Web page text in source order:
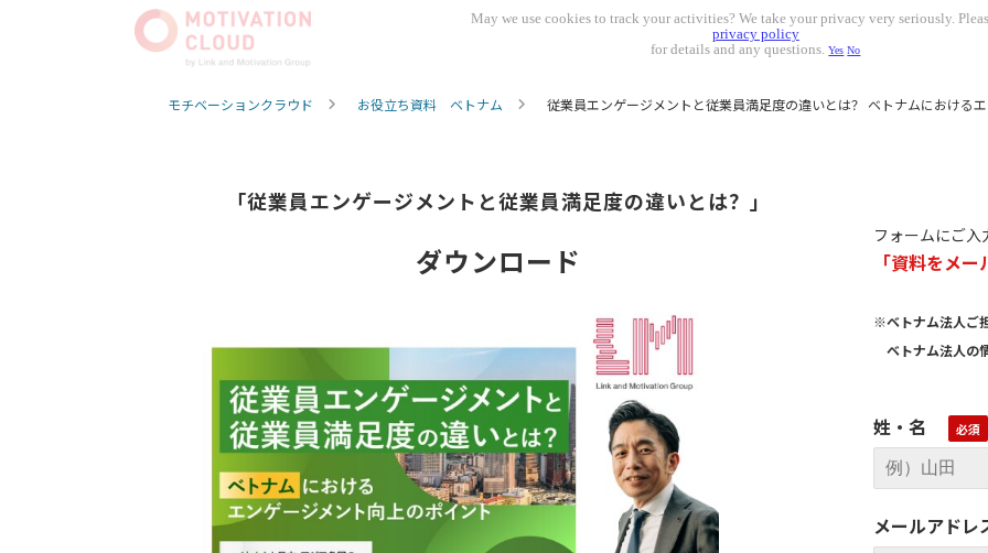
モチベーションクラウド お役立ち資料 ベトナム 従業員エンゲージメントと従業員満足度の違いとは？ ベトナムにおける
「従業員エンゲージメントと従業員満足度の違いとは？」
ダウンロード
フォームにご入
「資料をメ
※ベトナム法人ご
ベトナム法人の
姓・名
メールアドレ
May we use cookies to track your activities? We take your privacy very seriously.
privacy policy
for details and any questions.Yes No